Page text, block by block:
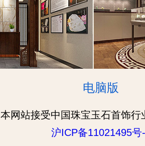
电脑版
本网站接受中国珠宝玉石首饰行
沪ICP备11021495号